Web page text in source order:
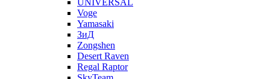
UNIVERSAL
Voge
Yamasaki
ЗиД
Zongshen
Desert Raven
Regal Raptor